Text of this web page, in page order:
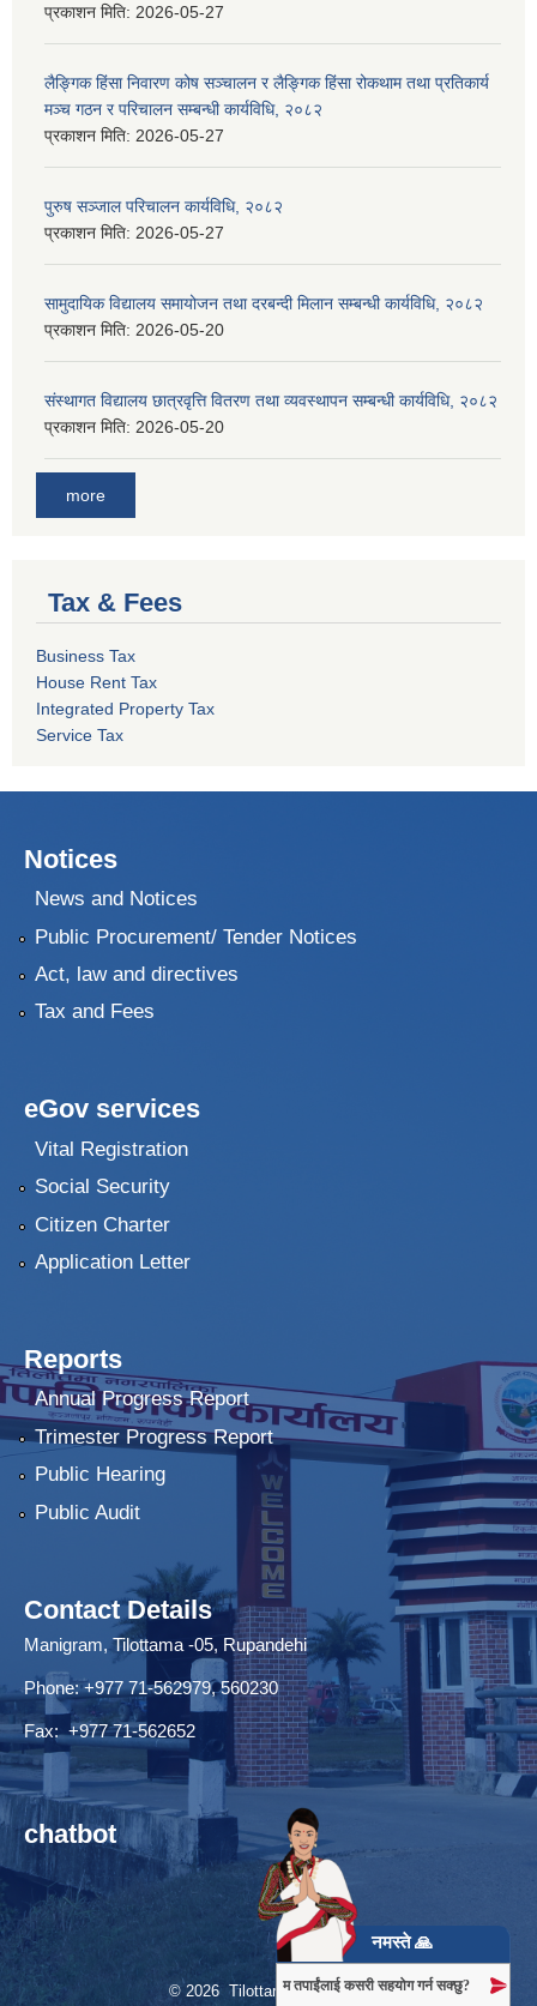
प्रकाशन मिति: 2026-05-27
लैङ्गिक हिंसा निवारण कोष सञ्चालन र लैङ्गिक हिंसा रोकथाम तथा प्रतिकार्य
मञ्च गठन र परिचालन सम्बन्धी कार्यविधि, २०८२
प्रकाशन मिति: 2026-05-27
पुरुष सञ्जाल परिचालन कार्यविधि, २०८२
प्रकाशन मिति: 2026-05-27
सामुदायिक विद्यालय समायोजन तथा दरबन्दी मिलान सम्बन्धी कार्यविधि, २०८२
प्रकाशन मिति: 2026-05-20
संस्थागत विद्यालय छात्रवृत्ति वितरण तथा व्यवस्थापन सम्बन्धी कार्यविधि, २०८२
प्रकाशन मिति: 2026-05-20
more
Tax & Fees
Business Tax
House Rent Tax
Integrated Property Tax
Service Tax
Notices
News and Notices
Public Procurement/ Tender Notices
Act, law and directives
Tax and Fees
eGov services
Vital Registration
Social Security
Citizen Charter
Application Letter
Reports
Annual Progress Report
Trimester Progress Report
Public Hearing
Public Audit
Contact Details
Manigram, Tilottama -05, Rupandehi
Phone: +977 71-562979, 560230
Fax: +977 71-562652
chatbot
© 2026 Tilottama Municipality
नमस्ते 🙏
म तपाईंलाई कसरी सहयोग गर्न सक्छु?